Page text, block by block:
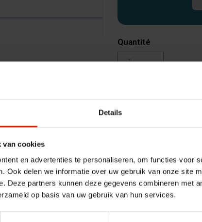
Details
van cookies
en advertenties te personaliseren, om functies voor
Ook delen we informatie over uw gebruik van onze site
Deze partners kunnen deze gegevens combineren met
op basis van uw gebruik van hun services.
Quantité
Ajouter au